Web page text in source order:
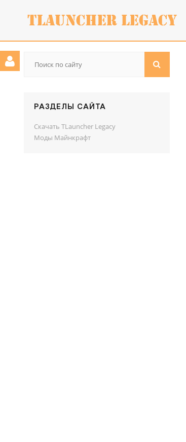
РАЗДЕЛЫ САЙТА
Скачать TLauncher Legacy
Моды Майнкрафт